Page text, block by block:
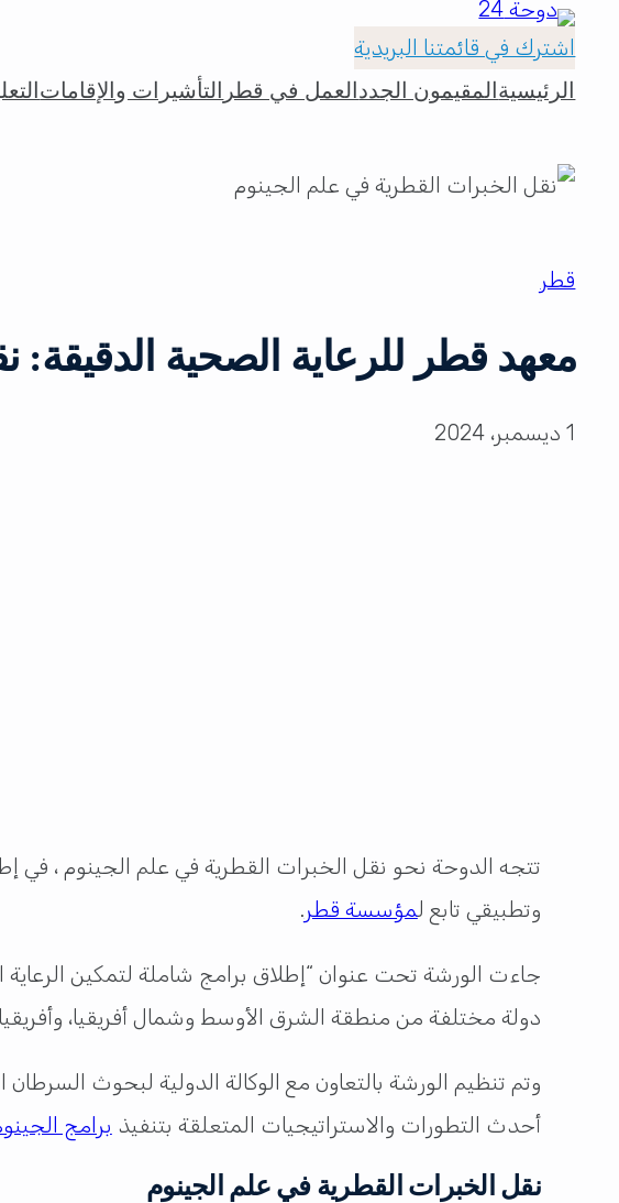
اشترك في قائمتنا البريدية
الرئيسية المقيمون الجدد العمل في قطر التأشيرات والإقامات
قطر
معهد قطر للرعاية الصحية الدقيقة:
1 ديسمبر، 2024
تتجه الدوحة نحو نقل الخبرات القطرية في علم الجينوم ،
وتطبيقي تابع لمؤسسة قطر.
دولة مختلفة من منطقة الشرق الأوسط وشمال أفريقيا، وأفريقيا،
وتم تنظيم الورشة بالتعاون مع الوكالة الدولية لبحوث
أحدث التطورات والاستراتيجيات المتعلقة بتنفيذ برامج
نقل الخبرات القطرية في علم الجينوم